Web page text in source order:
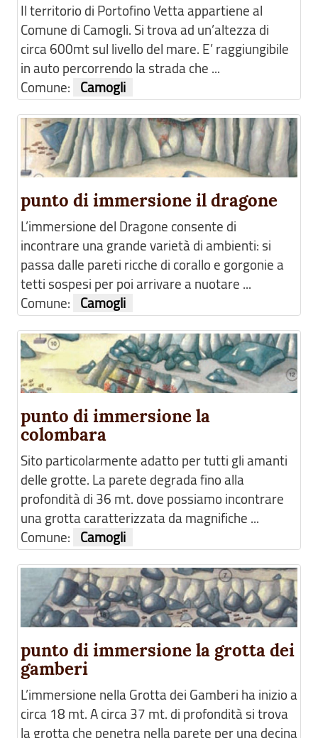
Il territorio di Portofino Vetta appartiene al
Comune di Camogli. Si trova ad un’altezza di
circa 600mt sul livello del mare. E’ raggiungibile
in auto percorrendo la strada che ...
Comune:
Camogli
punto di immersione il dragone
L’immersione del Dragone consente di
incontrare una grande varietà di ambienti: si
passa dalle pareti ricche di corallo e gorgonie a
tetti sospesi per poi arrivare a nuotare ...
Comune:
Camogli
punto di immersione la
colombara
Sito particolarmente adatto per tutti gli amanti
delle grotte. La parete degrada fino alla
profondità di 36 mt. dove possiamo incontrare
una grotta caratterizzata da magnifiche ...
Comune:
Camogli
punto di immersione la grotta dei
gamberi
L’immersione nella Grotta dei Gamberi ha inizio a
circa 18 mt. A circa 37 mt. di profondità si trova
la grotta che penetra nella parete per una decina